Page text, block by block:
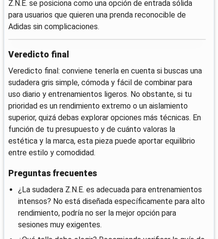
Z.N.E. se posiciona como una opción de entrada sólida
para usuarios que quieren una prenda reconocible de
Adidas sin complicaciones.
Veredicto final
Veredicto final: conviene tenerla en cuenta si buscas una
sudadera gris simple, cómoda y fácil de combinar para
uso diario y entrenamientos ligeros. No obstante, si tu
prioridad es un rendimiento extremo o un aislamiento
superior, quizá debas explorar opciones más técnicas. En
función de tu presupuesto y de cuánto valoras la
estética y la marca, esta pieza puede aportar equilibrio
entre estilo y comodidad.
Preguntas frecuentes
¿La sudadera Z.N.E. es adecuada para entrenamientos
intensos? No está diseñada específicamente para alto
rendimiento, podría no ser la mejor opción para
sesiones muy exigentes.